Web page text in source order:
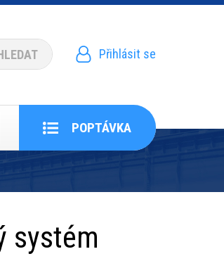
Menu
účtu
Přihlásit se
POPTÁVKA
systém